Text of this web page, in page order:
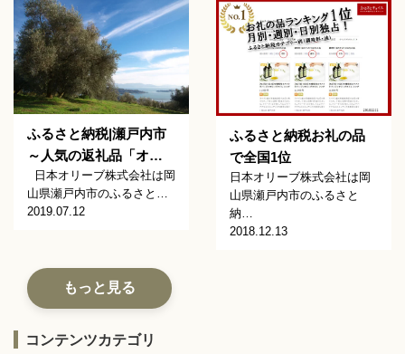
ふるさと納税|瀬戸内市
～人気の返礼品「オ…
日本オリーブ株式会社は岡
山県瀬戸内市のふるさと…
2019.07.12
ふるさと納税お礼の品
で全国1位
日本オリーブ株式会社は岡
山県瀬戸内市のふるさと
納…
2018.12.13
もっと見る
コンテンツカテゴリ